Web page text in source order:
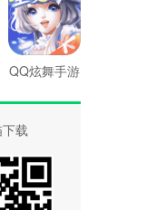
QQ炫舞手游
载